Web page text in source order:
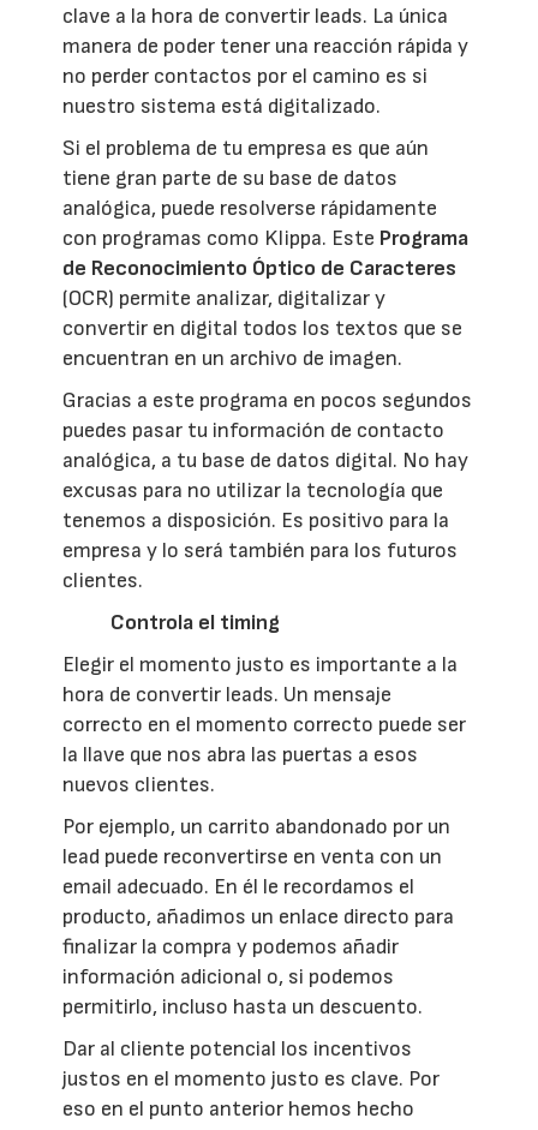
clave a la hora de convertir leads. La única
manera de poder tener una reacción rápida y
no perder contactos por el camino es si
nuestro sistema está digitalizado.
Si el problema de tu empresa es que aún
tiene gran parte de su base de datos
analógica, puede resolverse rápidamente
con programas como Klippa. Este Programa
de Reconocimiento Óptico de Caracteres
(OCR) permite analizar, digitalizar y
convertir en digital todos los textos que se
encuentran en un archivo de imagen.
Gracias a este programa en pocos segundos
puedes pasar tu información de contacto
analógica, a tu base de datos digital. No hay
excusas para no utilizar la tecnología que
tenemos a disposición. Es positivo para la
empresa y lo será también para los futuros
clientes.
Controla el timing
Elegir el momento justo es importante a la
hora de convertir leads. Un mensaje
correcto en el momento correcto puede ser
la llave que nos abra las puertas a esos
nuevos clientes.
Por ejemplo, un carrito abandonado por un
lead puede reconvertirse en venta con un
email adecuado. En él le recordamos el
producto, añadimos un enlace directo para
finalizar la compra y podemos añadir
información adicional o, si podemos
permitirlo, incluso hasta un descuento.
Dar al cliente potencial los incentivos
justos en el momento justo es clave. Por
eso en el punto anterior hemos hecho